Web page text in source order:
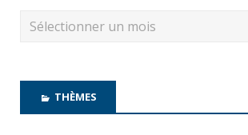
THÈMES